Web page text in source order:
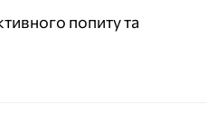
попиту та